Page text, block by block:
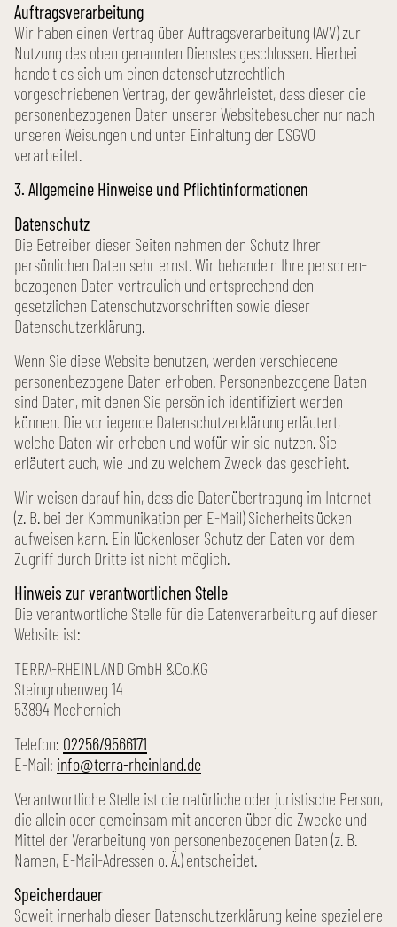
Auftrags­verarbeitung
Wir haben einen Vertrag über Auftrags­verarbeitung (AVV) zur
Nutzung des oben genannten Dienstes geschlossen. Hierbei
handelt es sich um einen datenschutzrechtlich
vorgeschriebenen Vertrag, der gewährleistet, dass dieser die
personen­bezogenen Daten unserer Website­besucher nur nach
unseren Weisungen und unter Einhaltung der DSGVO
verarbeitet.
3. Allgemeine Hinweise und Pflicht­informationen
Datenschutz
Die Betreiber dieser Seiten nehmen den Schutz Ihrer
persönlichen Daten sehr ernst. Wir behandeln Ihre personen­
bezogenen Daten vertraulich und entsprechend den
gesetzlichen Datenschutz­vorschriften sowie dieser
Datenschutz­erklärung.
Wenn Sie diese Website benutzen, werden verschiedene
personen­bezogene Daten erhoben. Personen­bezogene Daten
sind Daten, mit denen Sie persönlich identifiziert werden
können. Die vorliegende Datenschutz­erklärung erläutert,
welche Daten wir erheben und wofür wir sie nutzen. Sie
erläutert auch, wie und zu welchem Zweck das geschieht.
Wir weisen darauf hin, dass die Daten­übertragung im Internet
(z. B. bei der Kommunikation per E-Mail) Sicherheits­lücken
aufweisen kann. Ein lückenloser Schutz der Daten vor dem
Zugriff durch Dritte ist nicht möglich.
Hinweis zur verantwortlichen Stelle
Die verantwortliche Stelle für die Daten­verarbeitung auf dieser
Website ist:
TERRA-RHEINLAND GmbH &Co.KG
Steingrubenweg 14
53894 Mechernich
Telefon: 02256/9566171
E-Mail: info@terra-rheinland.de
Verantwortliche Stelle ist die natürliche oder juristische Person,
die allein oder gemeinsam mit anderen über die Zwecke und
Mittel der Verarbeitung von personen­bezogenen Daten (z. B.
Namen, E-Mail-Adressen o. Ä.) entscheidet.
Speicherdauer
Soweit innerhalb dieser Datenschutz­erklärung keine speziellere